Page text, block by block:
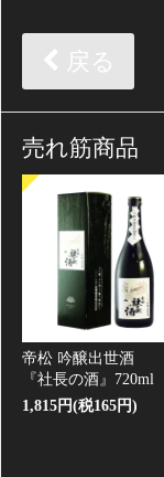
戻る
売れ筋商品
帝松 吟醸出世酒
『社長の酒』720ml
1,815円(税165円)